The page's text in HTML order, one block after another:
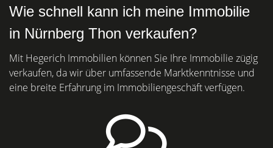
Wie schnell kann ich meine Immobilie
in Nürnberg Thon verkaufen?
Mit Hegerich Immobilien können Sie Ihre Immobilie zügig
verkaufen, da wir über umfassende Marktkenntnisse und
eine breite Erfahrung im Immobiliengeschäft verfügen.